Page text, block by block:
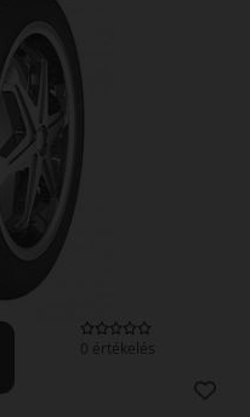
0 értékelés